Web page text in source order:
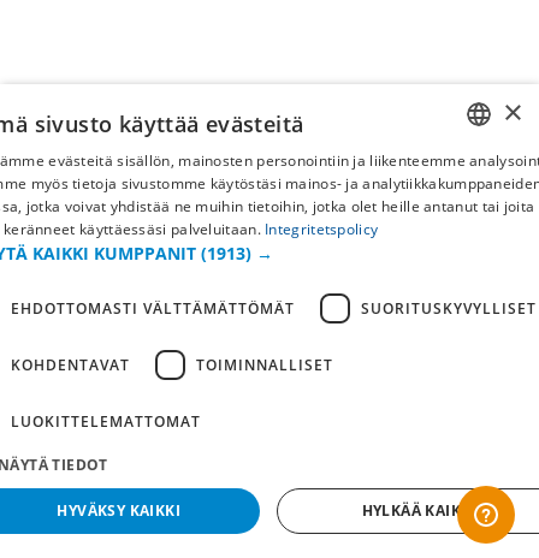
FI
×
sivusto käyttää evästeitä
evästeitä sisällön, mainosten personointiin ja liikenteemme
myös tietoja sivustomme käytöstäsi mainos- ja
jotka voivat yhdistää ne muihin tietoihin, jotka olet heille antanut tai joita
keränneet käyttäessäsi palveluitaan. Integritetspolicy
KAIKKI KUMPPANIT (1913) →
EHDOTTOMASTI VÄLTTÄMÄTTÖMÄT SUORITUSKYVYLLISET
KOHDENTAVAT TOIMINNALLISET
LUOKITTELEMATTOMAT
TIEDOT
HYVÄKSY KAIKKI HYLKÄÄ KAIKKI